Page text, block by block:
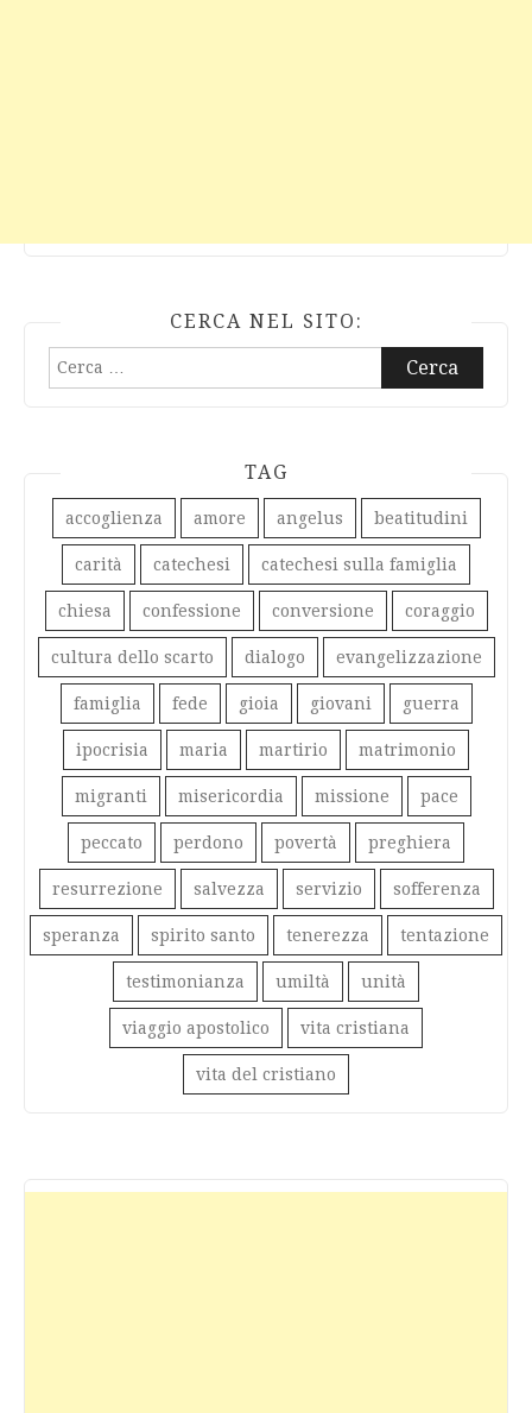
CERCA NEL SITO:
Ricerca
TAG
accoglienza amore angelus beatitudini
carità catechesi catechesi sulla famiglia
chiesa confessione conversione coraggio
cultura dello scarto dialogo evangelizzazione
famiglia fede gioia giovani guerra
ipocrisia maria martirio matrimonio
migranti misericordia missione pace
peccato perdono povertà preghiera
resurrezione salvezza servizio sofferenza
speranza spirito santo tenerezza tentazione
testimonianza umiltà unità
viaggio apostolico vita cristiana
vita del cristiano